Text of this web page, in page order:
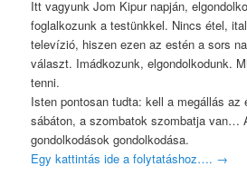
Itt vagyunk Jom Kipur napján,
foglalkozunk a testünkkel. Nincs étel,
televízió, hiszen ezen az estén a sors
választ. Imádkozunk, elgondolkodunk.
tenni.
Isten pontosan tudta: kell a megállás az
sábáton, a szombatok szombatja van…
gondolkodások gondolkodása.
Egy kattintás ide a folytatáshoz…. →